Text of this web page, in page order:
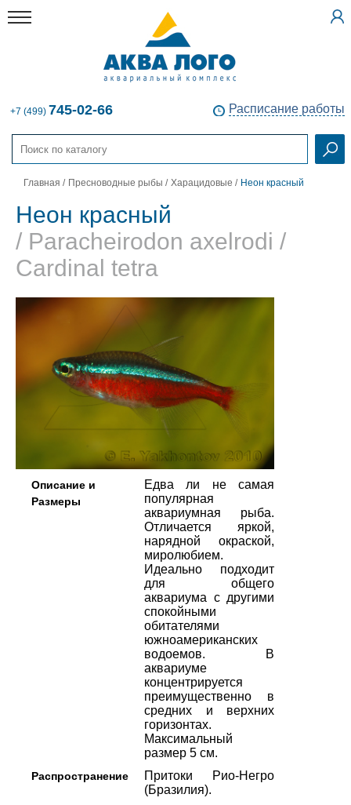
+7 (499) 745-02-66 Расписание работы
Главная / Пресноводные рыбы / Харацидовые / Неон красный
Неон красный
/ Paracheirodon axelrodi /
Cardinal tetra
Описание и
Размеры
Едва ли не самая
популярная
аквариумная рыба.
Отличается яркой,
нарядной окраской,
миролюбием.
Идеально подходит
для общего
аквариума с другими
спокойными
обитателями
южноамериканских
водоемов. В
аквариуме
концентрируется
преимущественно в
средних и верхних
горизонтах.
Максимальный
размер 5 см.
Распространение
Притоки Рио-Негро
(Бразилия).